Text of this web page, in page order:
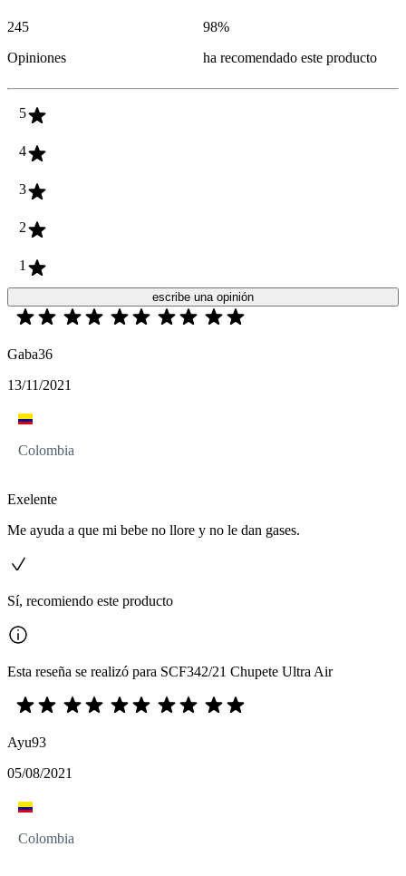
245
Opiniones
98%
ha recomendado este producto
5
4
3
2
1
escribe una opinión
Gaba36
13/11/2021
Colombia
Exelente
Me ayuda a que mi bebe no llore y no le dan gases.
Sí, recomiendo este producto
Esta reseña se realizó para SCF342/21 Chupete Ultra Air
Ayu93
05/08/2021
Colombia